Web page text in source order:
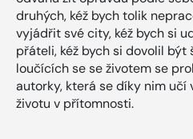
druhých, kéž bych tolik
vyjádřit své city, kéž bych si
přáteli, kéž bych si dovolil
loučících se se životem se
autorky, která se díky nim učí
životu v přítomnosti.